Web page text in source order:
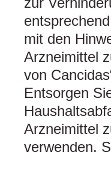
mit den
Arzneimittel
von
Entsorgen
Arzneimittel
verwenden.